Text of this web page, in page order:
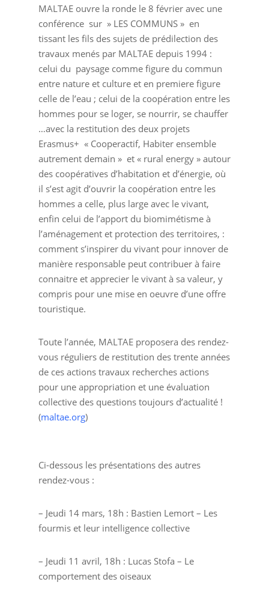
MALTAE ouvre la ronde le 8 février avec une
conférence sur » LES COMMUNS » en
tissant les fils des sujets de prédilection des
travaux menés par MALTAE depuis 1994 :
celui du paysage comme figure du commun
entre nature et culture et en premiere figure
celle de l’eau ; celui de la coopération entre les
hommes pour se loger, se nourrir, se chauffer
…avec la restitution des deux projets
Erasmus+ « Cooperactif, Habiter ensemble
autrement demain » et « rural energy » autour
des coopératives d’habitation et d’énergie, où
il s’est agit d’ouvrir la coopération entre les
hommes a celle, plus large avec le vivant,
enfin celui de l’apport du biomimétisme à
l’aménagement et protection des territoires, :
comment s’inspirer du vivant pour innover de
manière responsable peut contribuer à faire
connaitre et apprecier le vivant à sa valeur, y
compris pour une mise en oeuvre d’une offre
touristique.
Toute l’année, MALTAE proposera des rendez-
vous réguliers de restitution des trente années
de ces actions travaux recherches actions
pour une appropriation et une évaluation
collective des questions toujours d’actualité !
(maltae.org)
Ci-dessous les présentations des autres
rendez-vous :
– Jeudi 14 mars, 18h : Bastien Lemort – Les
fourmis et leur intelligence collective
– Jeudi 11 avril, 18h : Lucas Stofa – Le
comportement des oiseaux